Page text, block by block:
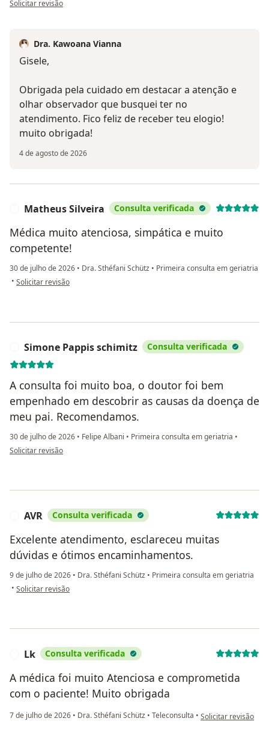
Solicitar revisão
Dra. Kawoana Vianna
Gisele,
Obrigada pela cuidado em destacar a atenção e
olhar observador que busquei ter no
atendimento. Fico feliz de receber teu elogio!
muito obrigada!
4 de agosto de 2026
Matheus Silveira Consulta verificada
Médica muito atenciosa, simpática e muito
competente!
30 de julho de 2026 • Dra. Sthéfani Schütz • Primeira consulta em geriatria
• na opinião do utilizador Matheus Silveira
Solicitar revisão
Simone Pappis schimitz Consulta verificada
A consulta foi muito boa, o doutor foi bem
empenhado em descobrir as causas da doença de
meu pai. Recomendamos.
30 de julho de 2026 • Felipe Albani • Primeira consulta em geriatria •
na opinião do utilizador Simone Pappis schimitz
Solicitar revisão
AVR Consulta verificada
Excelente atendimento, esclareceu muitas
dúvidas e ótimos encaminhamentos.
9 de julho de 2026 • Dra. Sthéfani Schütz • Primeira consulta em geriatria
• na opinião do utilizador AVR
Solicitar revisão
Lk Consulta verificada
A médica foi muito Atenciosa e comprometida
com o paciente! Muito obrigada
7 de julho de 2026 • Dra. Sthéfani Schütz • Teleconsulta • na opinião do
Solicitar revisão